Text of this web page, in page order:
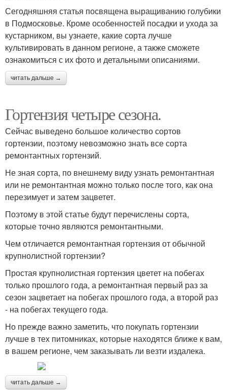
Сегодняшняя статья посвящена выращиванию голубики
в Подмосковье. Кроме особенностей посадки и ухода за
кустарником, вы узнаете, какие сорта лучше
культивировать в данном регионе, а также сможете
ознакомиться с их фото и детальными описаниями.
читать дальше →
Гортензия четыре сезона.
Сейчас выведено большое количество сортов
гортензии, поэтому невозможно знать все сорта
ремонтантных гортензий.
Не зная сорта, по внешнему виду узнать ремонтантная
или не ремонтантная можно только после того, как она
перезимует и затем зацветет.
Поэтому в этой статье будут перечислены сорта,
которые точно являются ремонтантными.
Чем отличается ремонтантная гортензия от обычной
крупнолистной гортензии?
Простая крупнолистная гортензия цветет на побегах
только прошлого года, а ремонтантная первый раз за
сезон зацветает на побегах прошлого года, а второй раз
- на побегах текущего года.
Но прежде важно заметить, что покупать гортензии
лучше в тех питомниках, которые находятся ближе к вам,
в вашем регионе, чем заказывать ли везти издалека.
читать дальше →